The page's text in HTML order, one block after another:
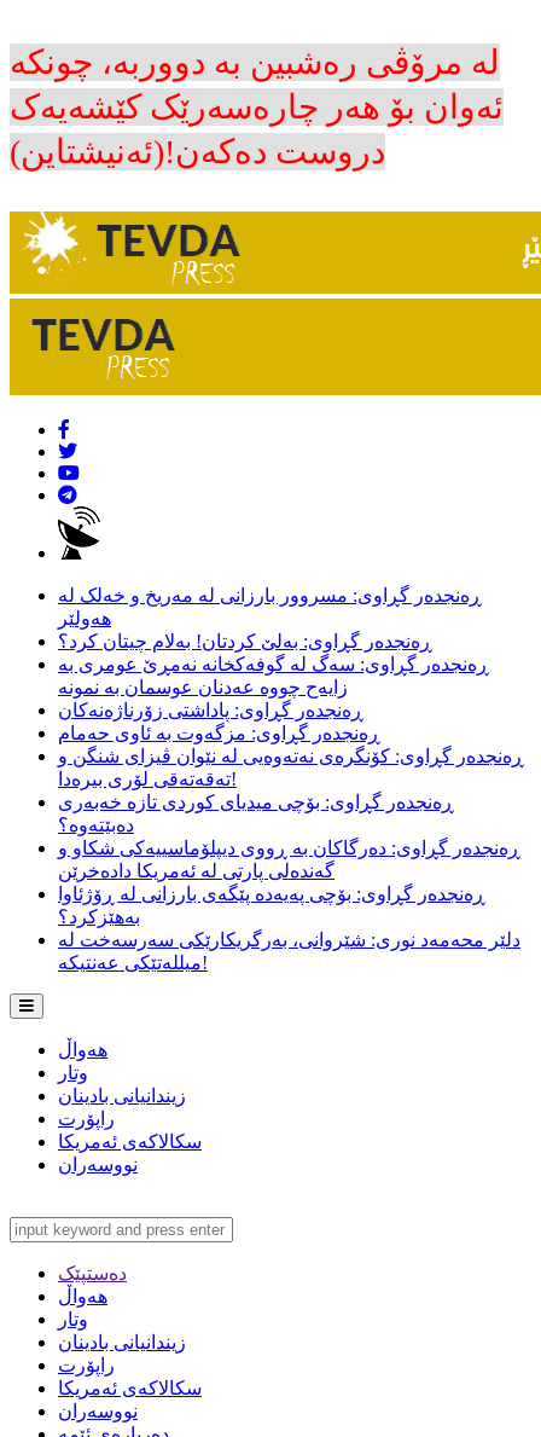
لە مرۆڤی رەشبین بە دووربە، چونکە
ئەوان بۆ هەر چارەسەرێک کێشەیەک
دروست دەکەن!(ئەنیشتاین)
ڕەنجدەر گڕاوی: مسروور بارزانی لە مەریخ و خەلک لە
هەولێر
ڕەنجدەر گڕاوی: بەلێ کردتان! بەلام چیتان کرد؟
ڕەنجدەر گڕاوی: سەگ لە گوفەکخانە نەمڕێ عومری بە
زایەح چووە عەدنان عوسمان بە نمونە
ڕەنجدەر گڕاوی: پاداشتی زۆرناژەنەکان
ڕەنجدەر گڕاوی: مزگەوت بە ئاوی حەمام
ڕەنجدەر گڕاوی: کۆنگرەی نەتەوەیی لە نێوان ڤیزای شنگن و
تەقەتەقی لۆری بیرەدا!
ڕەنجدەر گڕاوی: بۆچی میدیای کوردی تازە خەبەری
دەبێتەوە؟
ڕەنجدەر گڕاوی: دەرگاکان بە ڕووی دیپلۆماسییەکی شکاو و
گەندەلی پارتی لە ئەمریکا دادەخرێن
ڕەنجدەر گڕاوی: بۆچی پەیەدە پێگەی بارزانی لە ڕۆژئاوا
بەهێزکرد؟
دلێر محەمەد نوری: شێروانی، بەرگریکارێکی سەرسەخت لە
میللەتێکی عەنتیکە!
هەواڵ
وتار
زیندانیانی بادینان
راپۆرت
سکالاکەی ئەمریکا
نووسەران
دەستپێک
هەواڵ
وتار
زیندانیانی بادینان
راپۆرت
سکالاکەی ئەمریکا
نووسەران